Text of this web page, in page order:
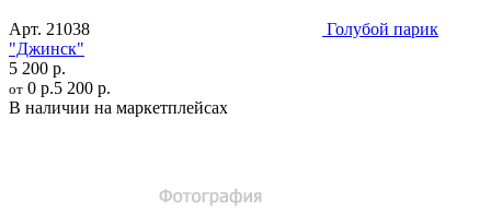
Арт. 21038
Голубой парик
"Джинск"
5 200 р.
от 0 р.5 200 р.
В наличии на маркетплейсах